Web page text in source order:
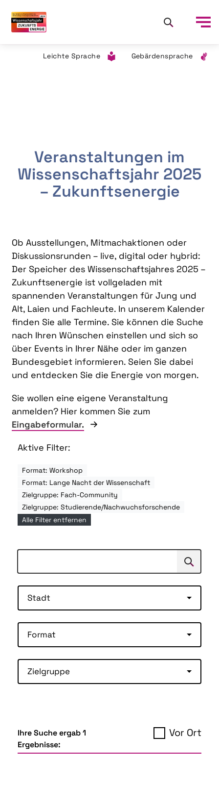
Leichte Sprache Gebärdensprache
Veranstaltungen im
Wissenschaftsjahr 2025
– Zukunftsenergie
Ob Ausstellungen, Mitmachaktionen oder
Diskussionsrunden – live, digital oder hybrid:
Der Speicher des Wissenschaftsjahres 2025 –
Zukunftsenergie ist vollgeladen mit
spannenden Veranstaltungen für Jung und
Alt, Laien und Fachleute. In unserem Kalender
finden Sie alle Termine. Sie können die Suche
nach Ihren Wünschen einstellen und sich so
über Events in Ihrer Nähe oder im ganzen
Bundesgebiet informieren. Seien Sie dabei
und entdecken Sie die Energie von morgen.
Sie wollen eine eigene Veranstaltung
anmelden? Hier kommen Sie zum
Eingabeformular.
Aktive Filter:
Format: Workshop
Format: Lange Nacht der Wissenschaft
Zielgruppe: Fach-Community
Zielgruppe: Studierende/Nachwuchsforschende
Alle Filter entfernen
Suchen
Stadt
Format
Zielgruppe
Ihre Suche ergab 1
Ergebnisse:
Vor Ort